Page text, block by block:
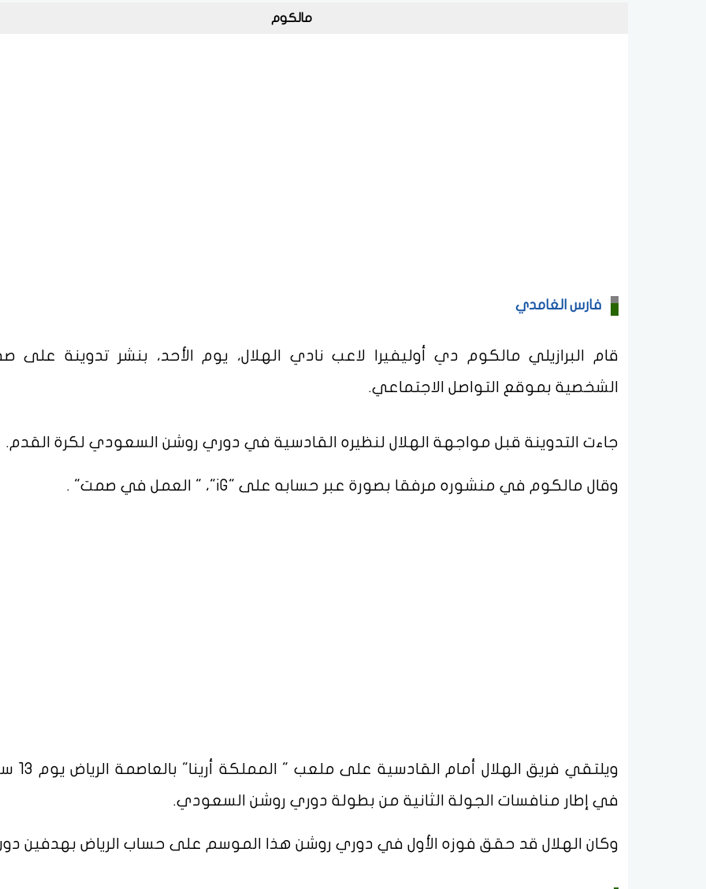
مالكوم
فارس الغامدي
قام البرازيلي مالكوم دي أوليفيرا لاعب نادي الهلال، يوم الأحد، بنشر تدوينة على
الشخصية بموقع التواصل الاجتماعي.
جاءت التدوينة قبل مواجهة الهلال لنظيره القادسية في دوري روشن السعودي لكرة القدم.
وقال مالكوم في منشوره مرفقا بصورة عبر حسابه على "iG"، " العمل في صمت" .
ويلتقي فريق
في إطار منافسات الجولة الثانية من بطولة دوري روشن السعودي.
وكان الهلال قد حقق فوزه الأول في دوري روشن هذا الموسم على حساب الرياض بهدفين